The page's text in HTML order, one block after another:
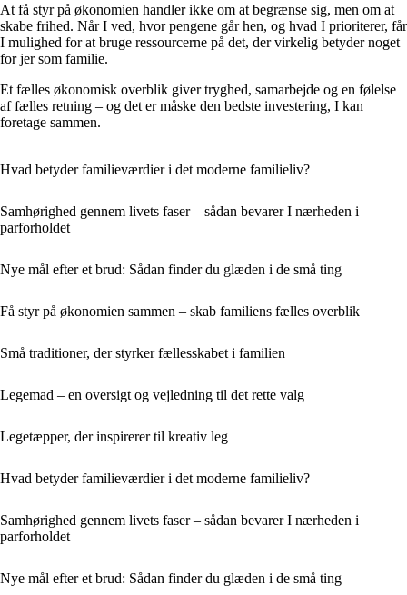
At få styr på økonomien handler ikke om at begrænse sig, men om at
skabe frihed. Når I ved, hvor pengene går hen, og hvad I prioriterer, får
I mulighed for at bruge ressourcerne på det, der virkelig betyder noget
for jer som familie.
Et fælles økonomisk overblik giver tryghed, samarbejde og en følelse
af fælles retning – og det er måske den bedste investering, I kan
foretage sammen.
Hvad betyder familieværdier i det moderne familieliv?
Samhørighed gennem livets faser – sådan bevarer I nærheden i
parforholdet
Nye mål efter et brud: Sådan finder du glæden i de små ting
Få styr på økonomien sammen – skab familiens fælles overblik
Små traditioner, der styrker fællesskabet i familien
Legemad – en oversigt og vejledning til det rette valg
Legetæpper, der inspirerer til kreativ leg
Hvad betyder familieværdier i det moderne familieliv?
Samhørighed gennem livets faser – sådan bevarer I nærheden i
parforholdet
Nye mål efter et brud: Sådan finder du glæden i de små ting